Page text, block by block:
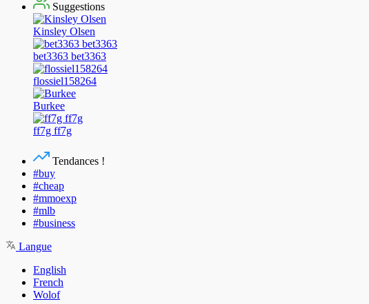
Suggestions
Kinsley Olsen
bet3363 bet3363
flossiel158264
Burkee
ff7g ff7g
Tendances !
#buy
#cheap
#mmoexp
#mlb
#business
Langue
English
French
Wolof